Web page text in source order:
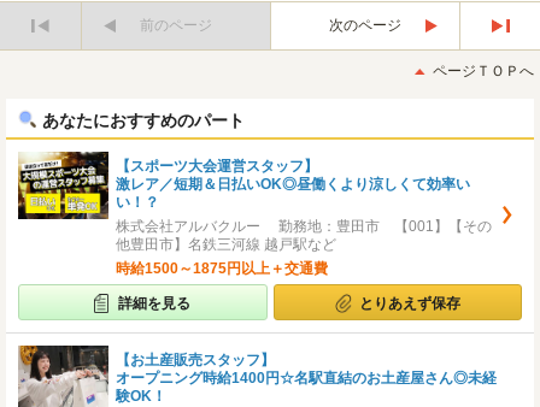
前のページ
次のページ
後
ページＴＯＰへ
あなたにおすすめのパート
【スポーツ大会運営スタッフ】
激レア／短期＆日払いOK◎昼働くより涼しくて効率い
い！？
株式会社アルバクルー 勤務地：豊田市 【001】【その
他豊田市】名鉄三河線 越戸駅など
時給1500～1875円以上＋交通費
詳細を見る とりあえず保存
【お土産販売スタッフ】
オープニング時給1400円☆名駅直結のお土産屋さん◎未経
験OK！